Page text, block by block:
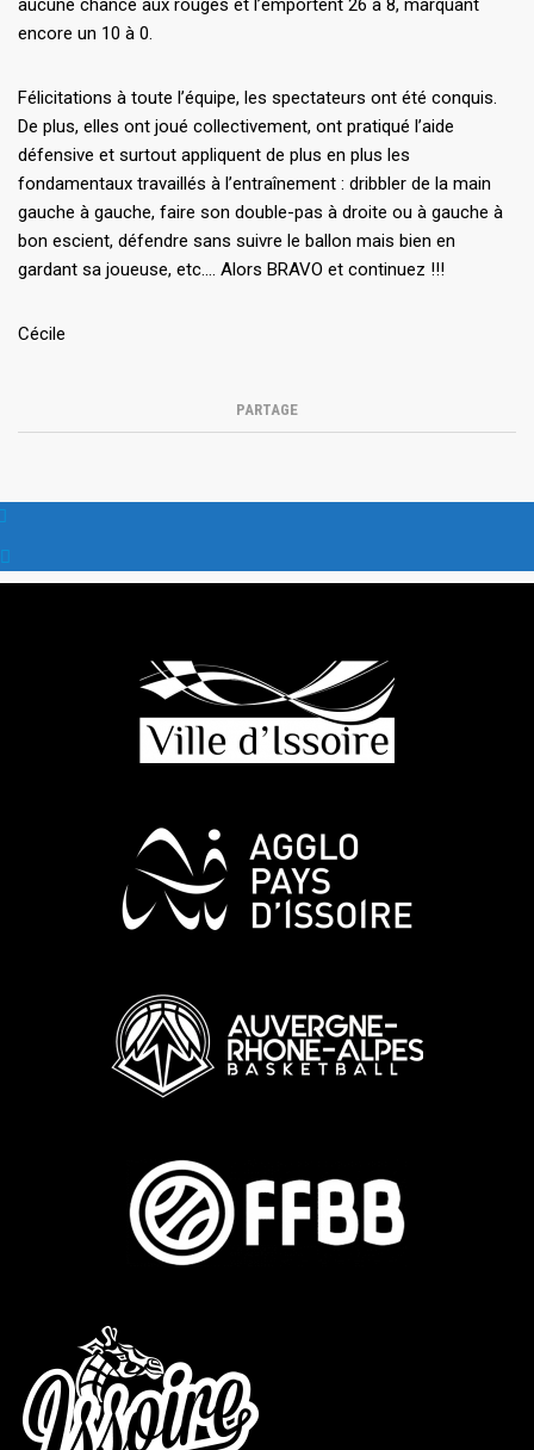
aucune chance aux rouges et l’emportent 26 à 8, marquant
encore un 10 à 0.
Félicitations à toute l’équipe, les spectateurs ont été conquis.
De plus, elles ont joué collectivement, ont pratiqué l’aide
défensive et surtout appliquent de plus en plus les
fondamentaux travaillés à l’entraînement : dribbler de la main
gauche à gauche, faire son double-pas à droite ou à gauche à
bon escient, défendre sans suivre le ballon mais bien en
gardant sa joueuse, etc…. Alors BRAVO et continuez !!!
Cécile
PARTAGE